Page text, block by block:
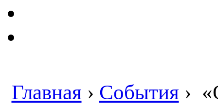
Главная › События ›